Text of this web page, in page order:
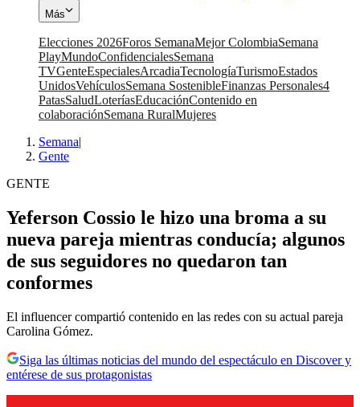
Más
Elecciones 2026Foros SemanaMejor ColombiaSemana
PlayMundoConfidencialesSemana
TVGenteEspecialesArcadiaTecnologíaTurismoEstados
UnidosVehículosSemana SostenibleFinanzas Personales4
PatasSaludLoteríasEducaciónContenido en
colaboraciónSemana RuralMujeres
Semana|
Gente
GENTE
Yeferson Cossio le hizo una broma a su
nueva pareja mientras conducía; algunos
de sus seguidores no quedaron tan
conformes
El influencer compartió contenido en las redes con su actual pareja
Carolina Gómez.
Siga las últimas noticias del mundo del espectáculo en Discover y
entérese de sus protagonistas